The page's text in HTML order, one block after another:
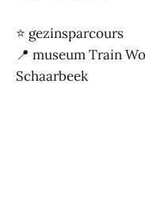
⭐ gezinsparcours
📍 museum Train
Schaarbeek